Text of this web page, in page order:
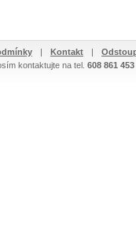
| Kontakt |
kontaktujte na tel. 608 861 453